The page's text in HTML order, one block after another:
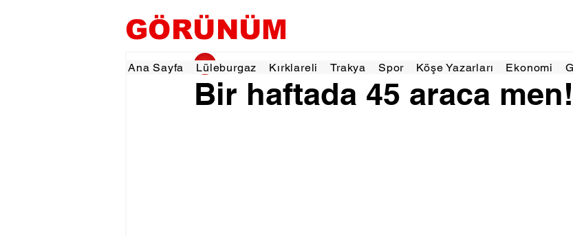
GÖRÜNÜM
Ana Sayfa Lüleburgaz Kırklareli Trakya Spor Köşe Yazarları Ekonomi
Bir haftada 45 araca men!
gorunumhaber 21 Eki 20231 dakikada okunur